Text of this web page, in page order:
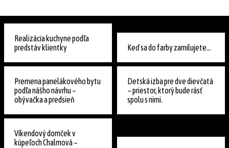
Realizácia kuchyne podľa
predstáv klientky
Keď sa do farby zamilujete...
Premena panelákového bytu
podľa nášho návrhu –
obývačka a predsieň
Detská izba pre dve dievčatá
– priestor, ktorý bude rásť
spolu s nimi.
Víkendový domček v
kúpeľoch Chalmová –